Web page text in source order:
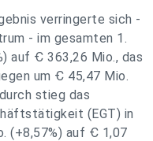
verringerte sich -
- im gesamten 1.
auf Ꞓ 363,26 Mio., das
um Ꞓ 45,47 Mio.
stieg das
(EGT) in
(+8,57%) auf Ꞓ 1,07